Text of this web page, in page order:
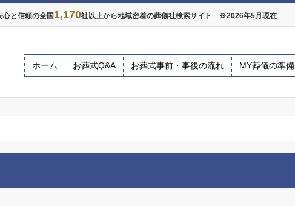
心と信頼の全国1,170社以上から地域密着の葬儀社検索サイト ※2026年5月現在
ホーム お葬式Q&A お葬式事前・事後の流れ MY葬儀の準備